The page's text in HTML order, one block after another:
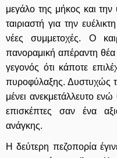
μεγάλο της μήκος και την
ταιριαστή για την
νέες συμμετοχές. Ο
πανοραμική απέραντη
γεγονός ότι κάποτε
πυροφύλαξης. Δυστυχώς
μένει ανεκμετάλλευτο
επισκέπτες σαν ένα
ανάγκης.
Η δεύτερη πεζοπορία